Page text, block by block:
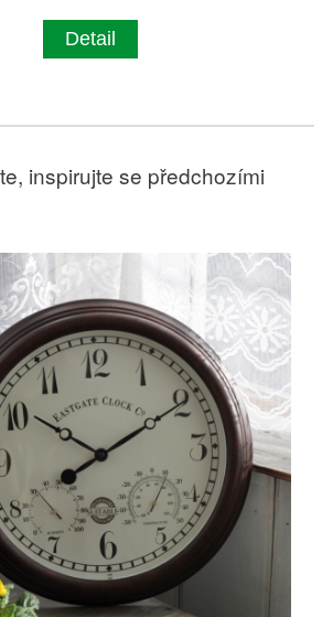
Detail
inspirujte se předchozími